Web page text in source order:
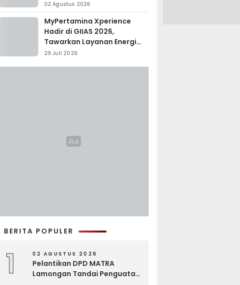
02 Agustus 2026
MyPertamina Xperience
Hadir di GIIAS 2026,
Tawarkan Layanan Energi
Terintegrasi
29 Juli 2026
BERITA POPULER
1 02 AGUSTUS 2026
Pelantikan DPD MATRA
Lamongan Tandai Penguatan